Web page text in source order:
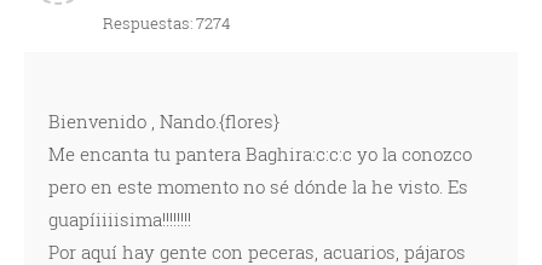
Respuestas: 7274
Bienvenido , Nando.{flores}
Me encanta tu pantera Baghira:c:c:c yo la conozco
pero en este momento no sé dónde la he visto. Es
guapíiiiisima!!!!!!!!
Por aquí hay gente con peceras, acuarios, pájaros